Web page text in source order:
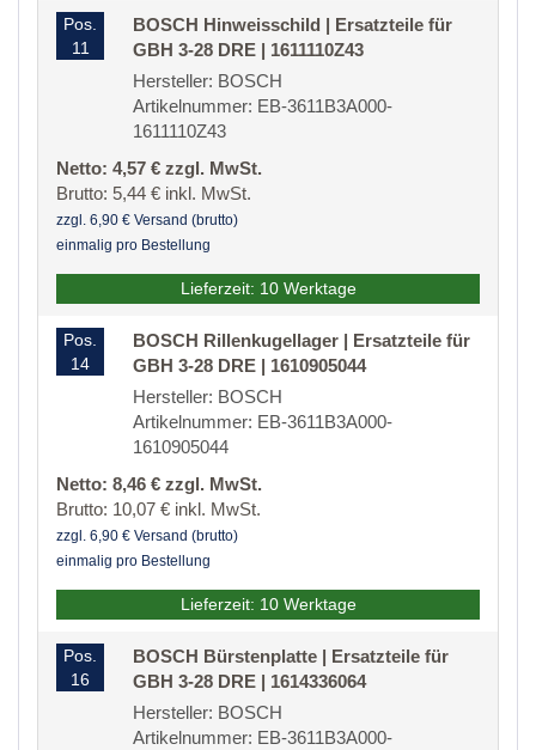
Pos.
11
BOSCH Hinweisschild | Ersatzteile für
GBH 3-28 DRE | 1611110Z43
Hersteller: BOSCH
Artikelnummer: EB-3611B3A000-
1611110Z43
Netto: 4,57 € zzgl. MwSt.
Brutto: 5,44 € inkl. MwSt.
zzgl. 6,90 € Versand (brutto)
einmalig pro Bestellung
Lieferzeit: 10 Werktage
Pos.
14
BOSCH Rillenkugellager | Ersatzteile für
GBH 3-28 DRE | 1610905044
Hersteller: BOSCH
Artikelnummer: EB-3611B3A000-
1610905044
Netto: 8,46 € zzgl. MwSt.
Brutto: 10,07 € inkl. MwSt.
zzgl. 6,90 € Versand (brutto)
einmalig pro Bestellung
Lieferzeit: 10 Werktage
Pos.
16
BOSCH Bürstenplatte | Ersatzteile für
GBH 3-28 DRE | 1614336064
Hersteller: BOSCH
Artikelnummer: EB-3611B3A000-